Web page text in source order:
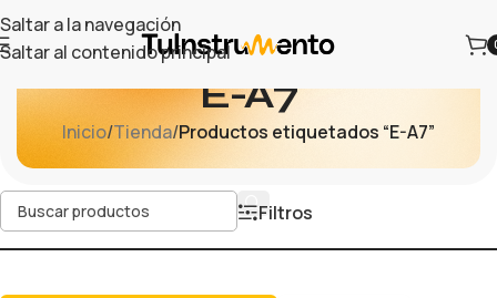
Saltar a la navegación
Saltar al contenido principal
E-A7
Inicio/Tienda/Productos etiquetados “E-A7”
Filtros